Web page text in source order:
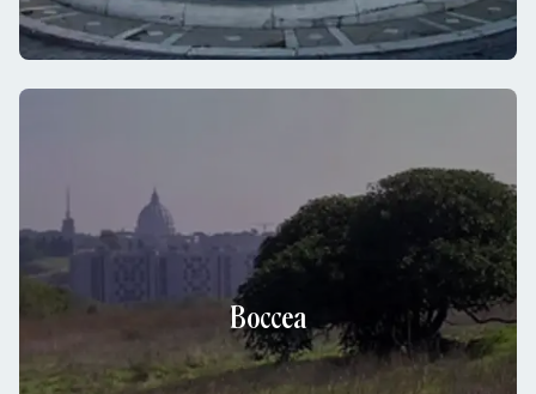
Boccea